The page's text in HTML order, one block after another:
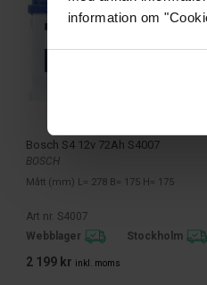
information om
Bosch S4 12v 72Ah S4007
BOSCH
Mått (mm) L= 278 B= 175 H= 175
Art nr. S4007
Webblager
Stockholm
2 199 kr inkl. moms